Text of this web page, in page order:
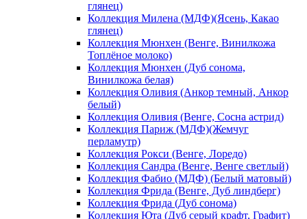
глянец)
Коллекция Милена (МДФ)(Ясень, Какао
глянец)
Коллекция Мюнхен (Венге, Винилкожа
Топлёное молоко)
Коллекция Мюнхен (Дуб сонома,
Винилкожа белая)
Коллекция Оливия (Анкор темный, Анкор
белый)
Коллекция Оливия (Венге, Сосна астрид)
Коллекция Париж (МДФ)(Жемчуг
перламутр)
Коллекция Рокси (Венге, Лоредо)
Коллекция Сандра (Венге, Венге светлый)
Коллекция Фабио (МДФ) (Белый матовый)
Коллекция Фрида (Венге, Дуб линдберг)
Коллекция Фрида (Дуб сонома)
Коллекция Юта (Дуб серый крафт, Графит)